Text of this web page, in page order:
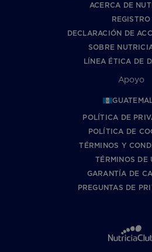
ACERCA DE
REGISTRO
DECLARACIÓN DE
SOBRE
LÍNEA ÉTICA DE
Apoyo
POLÍTICA DE
POLÍTICA DE
TÉRMINOS Y
TÉRMINOS DE
GARANTÍA DE
PREGUNTAS DE